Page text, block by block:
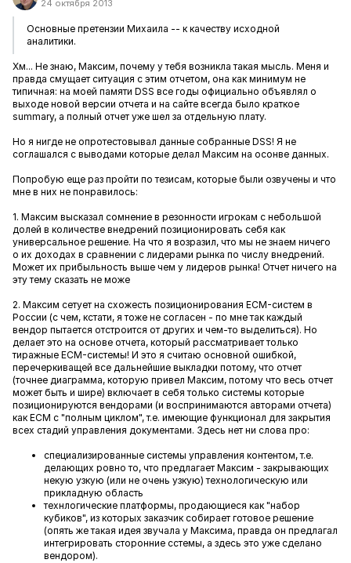
24 октября 2013
Основные претензии Михаила -- к качеству исходной
аналитики.
Хм... Не знаю, Максим, почему у тебя возникла такая мысль. Меня и
правда смущает ситуация с этим отчетом, она как минимум не
типичная: на моей памяти DSS все годы официально объявлял о
выходе новой версии отчета и на сайте всегда было краткое
summary, а полный отчет уже шел за отдельную плату.
Но я нигде не опротестовывал данные собранные DSS! Я не
соглашался с выводами которые делал Максим на осонве данных.
Попробую еще раз пройти по тезисам, которые были озвучены и что
мне в них не понравилось:
1. Максим высказал сомнение в резонности игрокам с небольшой
долей в количестве внедрений позиционировать себя как
универсальное решение. На что я возразил, что мы не знаем ничего
о их доходах в сравнении с лидерами рынка по числу внедрений.
Может их прибыльность выше чем у лидеров рынка! Отчет ничего на
эту тему сказать не може
2. Максим сетует на схожесть позиционирования ECM-систем в
России (с чем, кстати, я тоже не согласен - по мне так каждый
вендор пытается отстроится от других и чем-то выделиться). Но
делает это на основе отчета, который рассматривает только
тиражные ECM-системы! И это я считаю основной ошибкой,
перечеркиващей все дальнейшие выкладки потому, что отчет
(точнее диаграмма, которую привел Максим, потому что весь отчет
может быть и шире) включает в себя только системы которые
позиционируются вендорами (и воспринимаются авторами отчета)
как ECM с "полным циклом", т.е. имеющие функционал для закрытия
всех стадий управления документами. Здесь нет ни слова про:
специализированные системы управления контентом, т.е.
делающих ровно то, что предлагает Максим - закрывающих
некую узкую (или не очень узкую) технологическую или
прикладную область
технлогические платформы, продающиеся как "набор
кубиков", из которых заказчик собирает готовое решение
(опять же такая идея звучала у Максима, правда он предлагал
интегрировать сторонние сстемы, а здесь это уже сделано
вендором).